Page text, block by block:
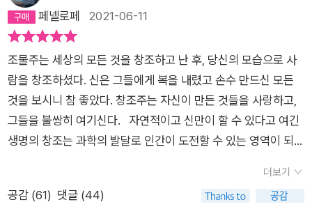
다. 고전 반열에 들어선 과학소설로 소개되어있던데 SF가 어떻
게 고전으로 분류되는 건지 궁금했다.이 작품은 지가 싼 똥을 밟
에 들어가 화학자의 길을 간다. 생명의 신체를 연구하고 밤낮으
로 작업한 끝에 그는 살아움직이는 무생물을 만들어낸다. 그리하
여 창조자가 된 기쁨에 우쭐했다가 자신이 벌인 사태의 심각성
을 깨닫는다. 그는 두려움에 괴물을 외면했고 괴물은 세상으로 도
망쳤다. 그렇게 망연자실하는 중에 부친의 편지를 받고 고향으로
돌아간다. 자신이 만든 괴물이 막냇동생을 죽인 것이다. 사실대로
말도 못하고 고통받는 주인공 앞에 나타나 파격적인 제안을 건네
페넬로페 2021-06-11
조물주는 세상의 모든 것을 창조하고 난 후, 당신의 모습으로 사
람을 창조하셨다. 신은 그들에게 복을 내렸고 손수 만드신 모든
것을 보시니 참 좋았다. 창조주는 자신이 만든 것들을 사랑하고,
그들을 불쌍히 여기신다. 자연적이고 신만이 할 수 있다고 여긴
생명의 창조는 과학의 발달로 인간이 도전할 수 있는 영역이 되었
다 폭력적인 죽음으로부터 인간을 영원히 해방시키고자 생명 창
조의 연구를 시작했고, 무생물에 생명을 불어넣는 능력을 갖게 되
더보기
공감 (61) 댓글 (44)